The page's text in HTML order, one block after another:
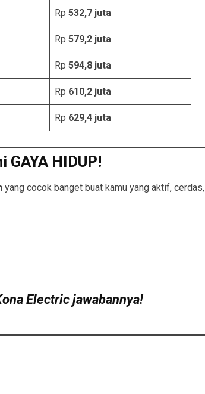
Rp 532,7 juta
Rp 579,2 juta
Rp 594,8 juta
Rp 610,2 juta
Rp 629,4 juta
HIDUP!
yang cocok banget buat kamu yang aktif, cerdas,
Electric jawabannya!